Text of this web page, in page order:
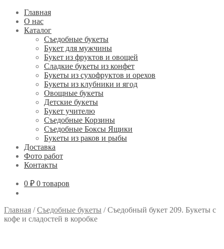
Главная
О нас
Каталог
Съедобные букеты
Букет для мужчины
Букет из фруктов и овощей
Сладкие букеты из конфет
Букеты из сухофруктов и орехов
Букеты из клубники и ягод
Овощные букеты
Детские букеты
Букет учителю
Съедобные Корзины
Съедобные Боксы Ящики
Букеты из раков и рыбы
Доставка
Фото работ
Контакты
0 ₽ 0 товаров
Главная /Съедобные букеты /Съедобный букет 209. Букеты с
кофе и сладостей в коробке